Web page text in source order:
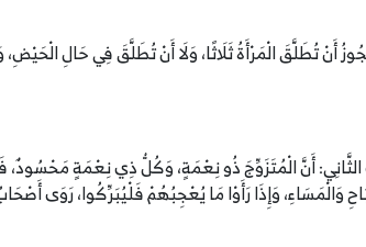
أَنْ تُطَلَّقَ الْمَرْأَةُ ثَلَاثًا، وَلَا أَنْ تُطَلَّقَ فِي حَالِ
أَنَّ الْمُتَزَوِّجَ ذُو نِعْمَةٍ، وَكُلُّ ذِي نِعْمَةٍ
وَالْمَسَاءِ، وَإِذَا رَأَوْا مَا يُعْجِبُهُمْ فَلْيُبَرِّكُوا، رَوَى